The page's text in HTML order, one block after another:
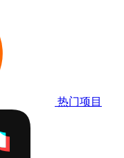
热门项目